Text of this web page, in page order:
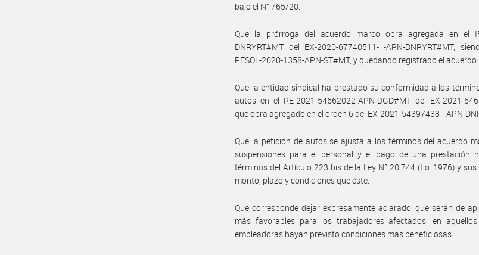
bajo el N° 765/20.
Que la prórroga del acuerdo marco obra agregada en el
DNRYRT#MT del EX-2020-67740511- -APN-DNRYRT#MT,
RESOL-2020-1358-APN-ST#MT, y quedando registrado el
Que la entidad sindical ha prestado su conformidad a los
autos en el RE-2021-54662022-APN-DGD#MT del EX-2021-
que obra agregado en el orden 6 del EX-2021-54397438- -APN-
Que la petición de autos se ajusta a los términos del acuerdo
suspensiones para el personal y el pago de una prestación
términos del Artículo 223 bis de la Ley N° 20.744 (t.o. 1976) y
monto, plazo y condiciones que éste.
Que corresponde dejar expresamente aclarado, que serán de
más favorables para los trabajadores afectados, en
empleadoras hayan previsto condiciones más beneficiosas.